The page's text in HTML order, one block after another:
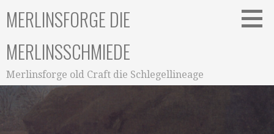
Inhalt
MERLINSFORGE DIE
MERLINSSCHMIEDE
Merlinsforge old Craft die Schlegellineage